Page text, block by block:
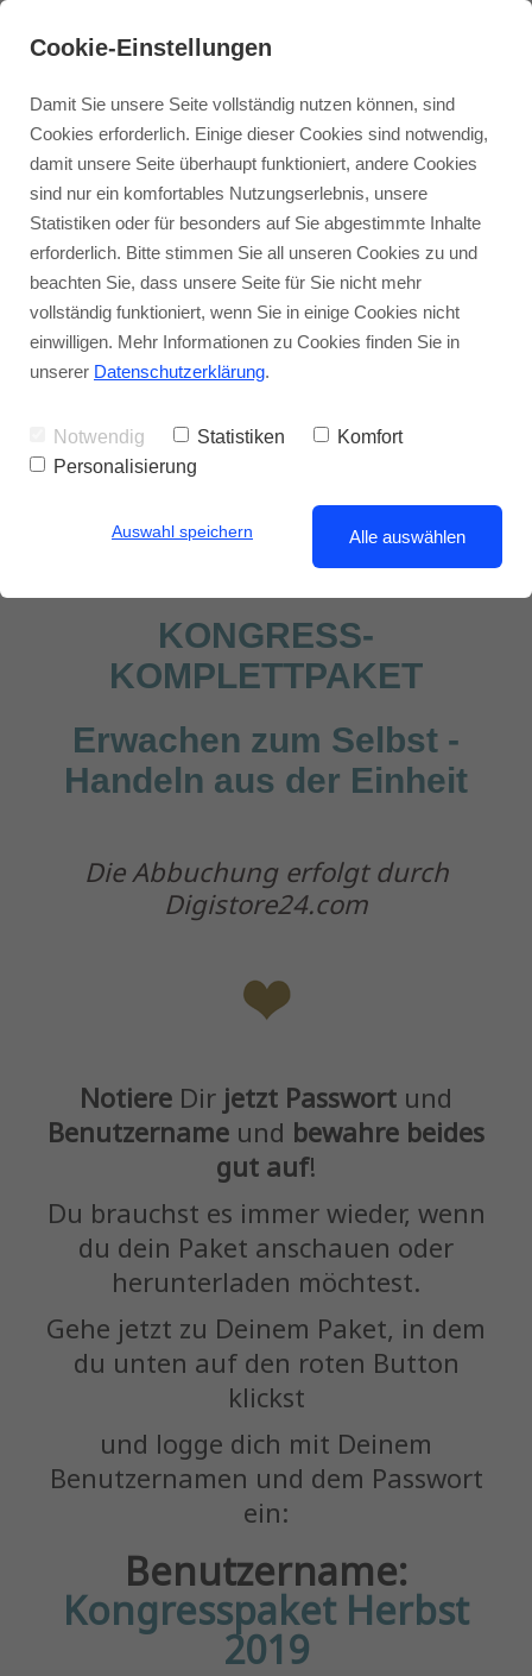
Danke - Du hast folgendes
Produkt gekauft:
KONGRESS-
KOMPLETTPAKET
Erwachen zum Selbst -
Handeln aus der Einheit
Die Abbuchung erfolgt durch
Digistore24.com
Notiere Dir jetzt Passwort und
Benutzername und bewahre beides
gut auf!
Du brauchst es immer wieder, wenn
du dein Paket anschauen oder
herunterladen möchtest.
Gehe jetzt zu Deinem Paket, in dem
du unten auf den roten Button
klickst
und logge dich mit Deinem
Benutzernamen und dem Passwort
ein:
Benutzername:
Kongresspaket Herbst
2019
Cookie-Einstellungen
Damit Sie unsere Seite vollständig nutzen können, sind
Cookies erforderlich. Einige dieser Cookies sind notwendig,
damit unsere Seite überhaupt funktioniert, andere Cookies
sind nur ein komfortables Nutzungserlebnis, unsere
Statistiken oder für besonders auf Sie abgestimmte Inhalte
erforderlich. Bitte stimmen Sie all unseren Cookies zu und
beachten Sie, dass unsere Seite für Sie nicht mehr
vollständig funktioniert, wenn Sie in einige Cookies nicht
einwilligen. Mehr Informationen zu Cookies finden Sie in
unserer Datenschutzerklärung.
Notwendig Statistiken
Komfort
Personalisierung
Auswahl speichern Alle auswählen